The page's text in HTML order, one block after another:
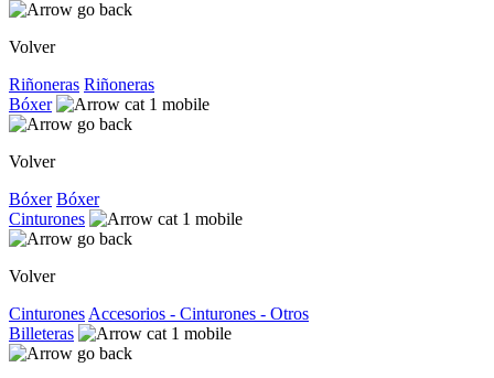
Volver
Riñoneras Riñoneras
Bóxer
Volver
Bóxer Bóxer
Cinturones
Volver
Cinturones Accesorios - Cinturones - Otros
Billeteras